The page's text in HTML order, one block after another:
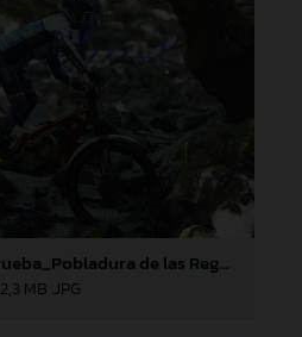
Javier Terrín_4ª y 5ª Prueba_Pobladura de las Regueras (León)
2,3 MB .JPG